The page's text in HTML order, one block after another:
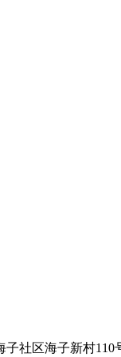
子社区海子新村110